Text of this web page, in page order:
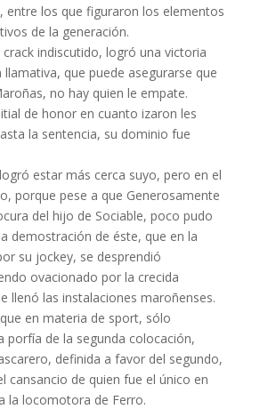
entre los que figuraron los elementos
de la generación.
indiscutido, logró una victoria
que puede asegurarse que
no hay quien le empate.
de honor en cuanto izaron les
la sentencia, su dominio fue
estar más cerca suyo, pero en el
porque pese a que Generosamente
del hijo de Sociable, poco pudo
demostración de éste, que en la
su jockey, se desprendió
ovacionado por la crecida
llenó las instalaciones maroñenses.
en materia de sport, sólo
porfía de la segunda colocación,
definida a favor del segundo,
cansancio de quien fue el único en
la locomotora de Ferro.